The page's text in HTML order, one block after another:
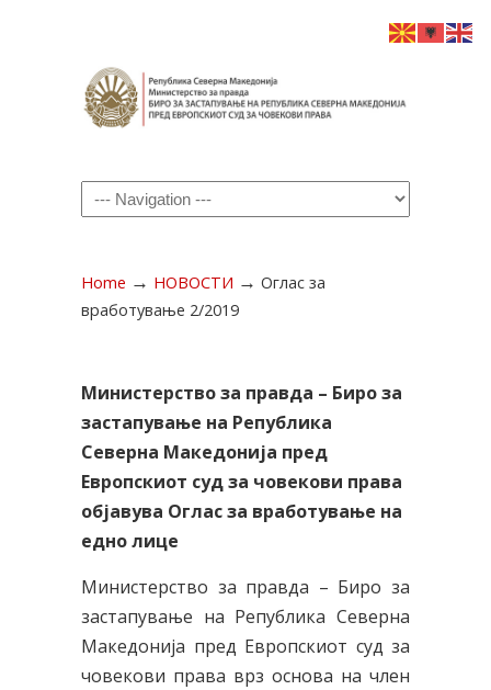
Navigation
Home → НОВОСТИ → Оглас за
вработување 2/2019
Министерство за правда – Биро за
застапување на Република
Северна Македонија пред
Европскиот суд за човекови права
објавува Оглас за вработување на
едно лице
Министерство за правда – Биро за
застапување на Република Северна
Македонија пред Европскиот суд за
човекови права врз основа на член